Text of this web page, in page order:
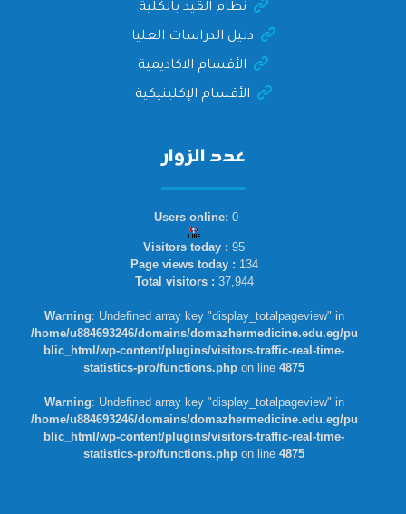
نظام القيد بالكلية
دليل الدراسات العليا
الأقسام الاكاديمية
الأقسام الإكلينيكية
عدد الزوار
Users online: 0
Visitors today : 95
Page views today : 134
Total visitors : 37,944
Warning: Undefined array key "display_totalpageview" in
/home/u884693246/domains/domazhermedicine.edu.eg/pu
blic_html/wp-content/plugins/visitors-traffic-real-time-
statistics-pro/functions.php on line 4875
Warning: Undefined array key "display_totalpageview" in
/home/u884693246/domains/domazhermedicine.edu.eg/pu
blic_html/wp-content/plugins/visitors-traffic-real-time-
statistics-pro/functions.php on line 4875